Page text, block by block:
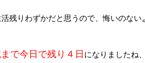
活残りわずかだと思うので、悔いのな
で今日で残り４日 になりましたね